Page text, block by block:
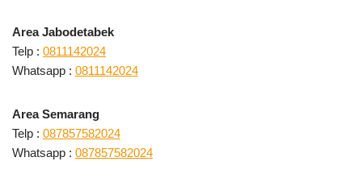
Area Jabodetabek
Telp : 0811142024
Whatsapp : 0811142024
Area Semarang
Telp : 087857582024
Whatsapp : 087857582024